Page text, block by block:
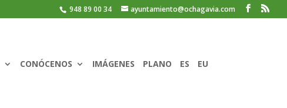
948 89 00 34 ayuntamiento@ochagavia.com
CONÓCENOS IMÁGENES PLANO ES EU